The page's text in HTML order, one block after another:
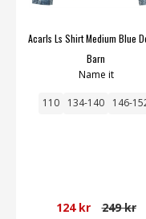
Acarls Ls Shirt Medium Blue
Barn
Name it
110 134-140 146-
124 kr 249 kr